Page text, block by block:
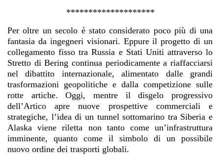
********************
Per oltre un secolo è stato considerato poco più di una
fantasia da ingegneri visionari. Eppure il progetto di un
collegamento fisso tra Russia e Stati Uniti attraverso lo
Stretto di Bering continua periodicamente a riaffacciarsi
nel dibattito internazionale, alimentato dalle grandi
trasformazioni geopolitiche e dalla competizione sulle
rotte artiche. Oggi, mentre il disgelo progressivo
dell’Artico apre nuove prospettive commerciali e
strategiche, l’idea di un tunnel sottomarino tra Siberia e
Alaska viene riletta non tanto come un’infrastruttura
imminente, quanto come il simbolo di un possibile
nuovo ordine dei trasporti globali.